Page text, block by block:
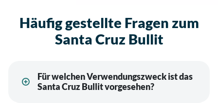
Häufig gestellte Fragen zum
Santa Cruz Bullit
Für welchen Verwendungszweck ist das
Santa Cruz Bullit vorgesehen?